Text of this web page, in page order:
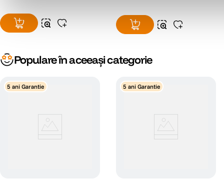
Populare în aceeași categorie
5 ani Garantie 5 ani Garantie